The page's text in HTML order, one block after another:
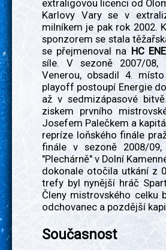
extraligovou licenci od
Karlovy Vary se v
milníkem je pak rok 2002.
sponzorem se stala
se přejmenoval na HC
síle. V sezoně 2007/08,
Venerou, obsadil 4.
playoff postoupí Energie
až v sedmizápasové
ziskem prvního
Josefem Palečkem a
repríze loňského finále
finále v sezoně 2008/
"Plechárně" v Dolní
dokonale otočila utkání z
trefy byl nynější hráč
Členy mistrovského celku
odchovanec a pozdější
Současnost